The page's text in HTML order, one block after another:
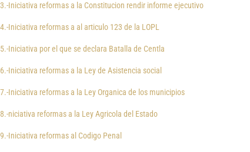
Iniciativa reformas a la Constitucion rendir informe ejecutivo
Iniciativa reformas a al articulo 123 de la LOPL
Iniciativa por el que se declara Batalla de Centla
Iniciativa reformas a la Ley de Asistencia social
Iniciativa reformas a la Ley Organica de los municipios
niciativa reformas a la Ley Agricola del Estado
Iniciativa reformas al Codigo Penal